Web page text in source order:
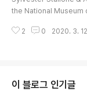
저 진묘수는 글자 그대로
연원은 중국에 있으니 아
다. 그것도 후한대 아닌가
the National Museum
2 0 2020. 3.
이 블로그 인기글